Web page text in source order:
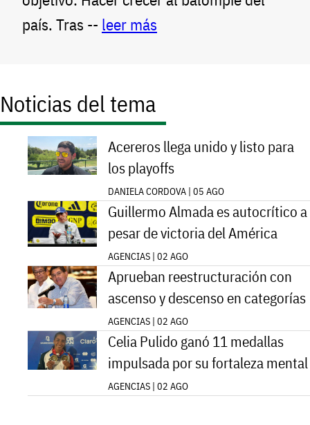
país. Tras -- leer más
Noticias del tema
Acereros llega unido y listo para
los playoffs
DANIELA CORDOVA | 05 AGO
Guillermo Almada es autocrítico a
pesar de victoria del América
AGENCIAS | 02 AGO
Aprueban reestructuración con
ascenso y descenso en categorías
AGENCIAS | 02 AGO
Celia Pulido ganó 11 medallas
impulsada por su fortaleza mental
AGENCIAS | 02 AGO